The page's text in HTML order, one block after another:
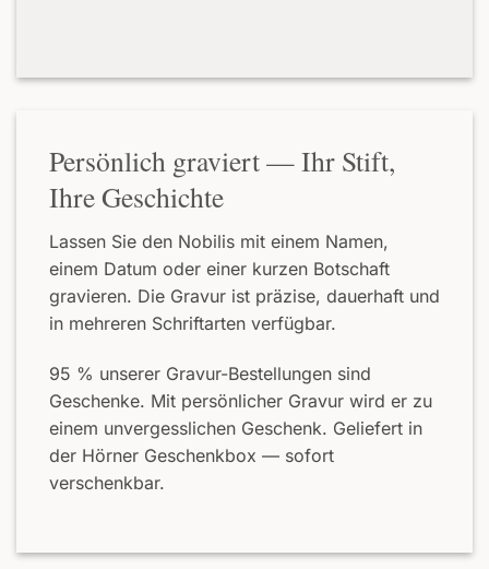
Persönlich graviert — Ihr Stift,
Ihre Geschichte
Lassen Sie den Nobilis mit einem Namen,
einem Datum oder einer kurzen Botschaft
gravieren. Die Gravur ist präzise, dauerhaft und
in mehreren Schriftarten verfügbar.
95 % unserer Gravur-Bestellungen sind
Geschenke. Mit persönlicher Gravur wird er zu
einem unvergesslichen Geschenk. Geliefert in
der Hörner Geschenkbox — sofort
verschenkbar.